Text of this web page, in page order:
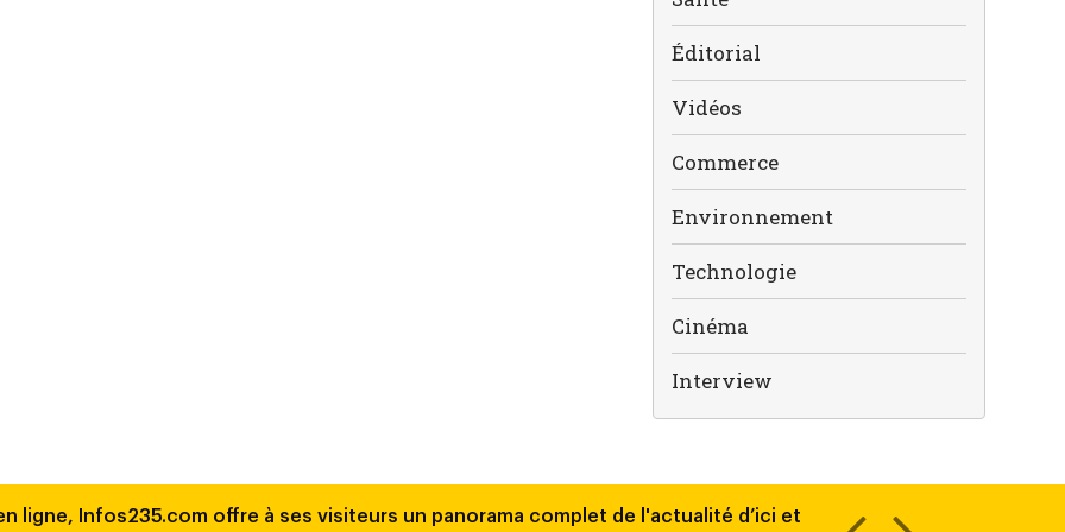
Éditorial
Vidéos
Commerce
Environnement
Technologie
Cinéma
Interview
ligne, Infos235.com offre à ses visiteurs un panorama complet de l'actualité d’ici et Découvrez chaque jour